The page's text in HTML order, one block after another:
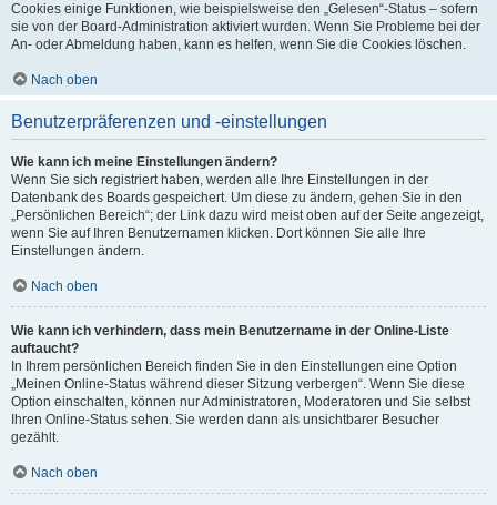
Cookies einige Funktionen, wie beispielsweise den „Gelesen“-Status – sofern
sie von der Board-Administration aktiviert wurden. Wenn Sie Probleme bei der
An- oder Abmeldung haben, kann es helfen, wenn Sie die Cookies löschen.
Nach oben
Benutzerpräferenzen und -einstellungen
Wie kann ich meine Einstellungen ändern?
Wenn Sie sich registriert haben, werden alle Ihre Einstellungen in der
Datenbank des Boards gespeichert. Um diese zu ändern, gehen Sie in den
„Persönlichen Bereich“; der Link dazu wird meist oben auf der Seite angezeigt,
wenn Sie auf Ihren Benutzernamen klicken. Dort können Sie alle Ihre
Einstellungen ändern.
Nach oben
Wie kann ich verhindern, dass mein Benutzername in der Online-Liste
auftaucht?
In Ihrem persönlichen Bereich finden Sie in den Einstellungen eine Option
„Meinen Online-Status während dieser Sitzung verbergen“. Wenn Sie diese
Option einschalten, können nur Administratoren, Moderatoren und Sie selbst
Ihren Online-Status sehen. Sie werden dann als unsichtbarer Besucher
gezählt.
Nach oben